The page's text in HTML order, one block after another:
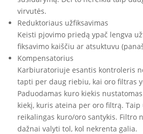
virvutės.
Reduktoriaus užfiksavimas
Keisti pjovimo priedą ypač lengva
fiksavimo kaiščiu ar atsuktuvu
Kompensatorius
Karbiuratoriuje esantis kontroleris
tapti per daug riebiu, kai oro filtras
Paduodamas kuro kiekis
kiekį, kuris ateina per oro filtrą.
reikalingas kuro/oro santykis. Filtro
dažnai valyti tol, kol nekrenta galia.